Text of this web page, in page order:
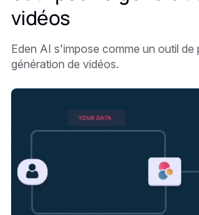
vidéos
Eden AI s'impose comme un outil de
génération de vidéos.